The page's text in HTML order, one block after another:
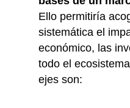
Ello permitiría
sistemática el
económico, las
todo el
ejes son: